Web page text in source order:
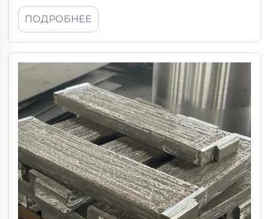
износу. Твёрдость и микроструктура:
двойная основа абразивостойкости.
Накладка из хромистого карбида
способностью противостоять износу
благодаря специальной
двухкомпонентной структуре...
ПОДРОБНЕЕ